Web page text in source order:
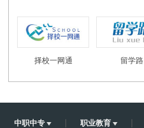
择校一网通 留学路
中职中专 职业教育